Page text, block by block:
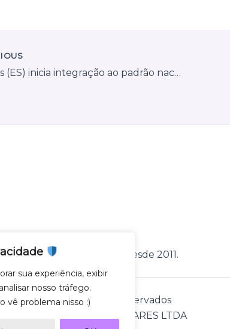
sua experiência, exibir
nosso tráfego.
vê problema nisso :)
Linhares (ES) inicia integração ao padrão nacional da NFS-e sem impacto imediato aos contribuintes
em Belo Horizonte, desde 2011.
© Todos os direitos reservados
DE SOFTWARES LTDA